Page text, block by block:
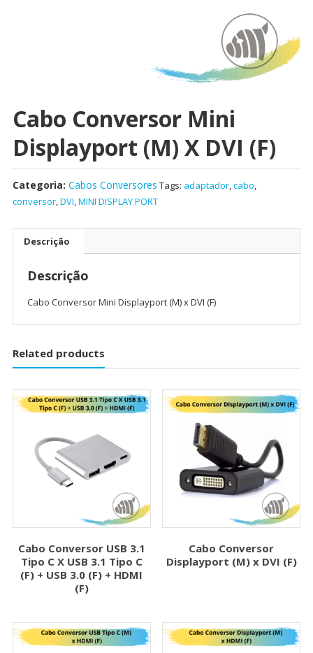
Cabo Conversor Mini
Displayport (M) X DVI (F)
Categoria: Cabos Conversores Tags: adaptador,cabo,
conversor,DVI,MINI DISPLAY PORT
Descrição
Descrição
Cabo Conversor Mini Displayport (M) x DVI (F)
Related products
Cabo Conversor USB 3.1
Tipo C X USB 3.1 Tipo C
(F) + USB 3.0 (F) + HDMI
(F)
Cabo Conversor
Displayport (M) x DVI (F)